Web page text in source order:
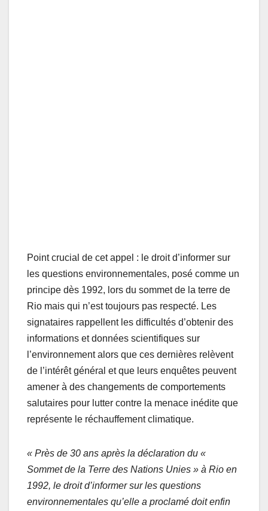
Point crucial de cet appel : le droit d’informer sur
les questions environnementales, posé comme un
principe dès 1992, lors du sommet de la terre de
Rio mais qui n’est toujours pas respecté. Les
signataires rappellent les difficultés d’obtenir des
informations et données scientifiques sur
l’environnement alors que ces dernières relèvent
de l’intérêt général et que leurs enquêtes peuvent
amener à des changements de comportements
salutaires pour lutter contre la menace inédite que
représente le réchauffement climatique.
« Près de 30 ans après la déclaration du «
Sommet de la Terre des Nations Unies » à Rio en
1992, le droit d’informer sur les questions
environnementales qu’elle a proclamé doit enfin